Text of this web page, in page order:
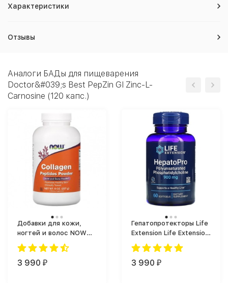
Характеристики
Отзывы
Аналоги БАДы для пищеварения
Doctor&#039;s Best PepZin GI Zinc-L-
Carnosine (120 капс.)
Добавки для кожи,
ногтей и волос NOW
Foods Collagen Peptides
Powder (227 мл)
3 990 ₽
Гепатопротекторы Life
Extension Life Extension
HepatoPro 900 mg 60
softgels (60 капс.)
3 990 ₽